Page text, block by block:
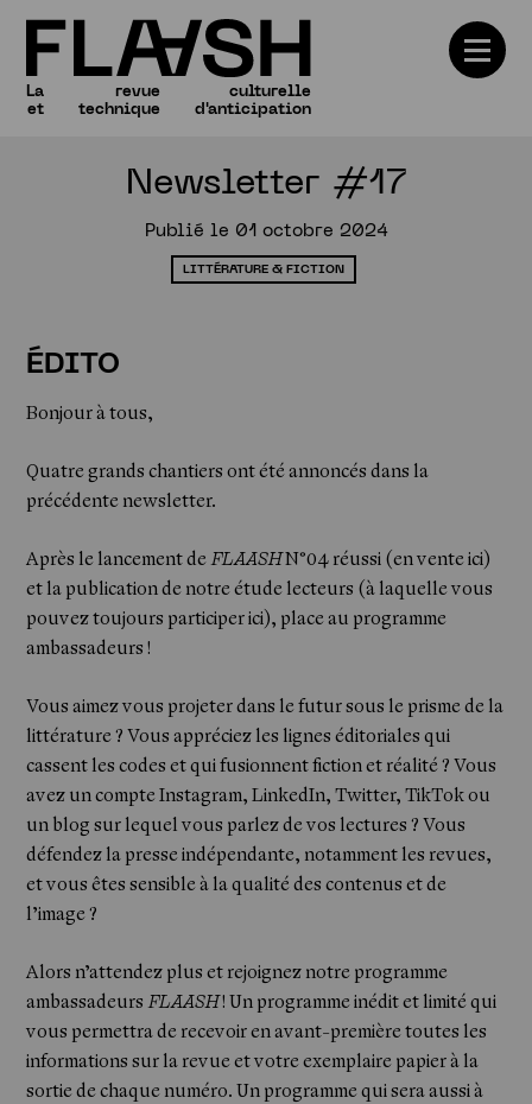
Numéros
La
et
revue
technique
culturelle
d'anticipation
Newsletter #17
Publié le 01 octobre 2024
LITTÉRATURE & FICTION
ÉDITO
Bonjour à tous,
Quatre grands chantiers ont été annoncés dans la
précédente newsletter.
Après le lancement deFLAASHN°04 réussi (en venteici)
et la publication de notre étude lecteurs (à laquelle vous
pouvez toujours participerici), place au programme
ambassadeurs !
Vous aimez vous projeter dans le futur sous le prisme de la
littérature ? Vous appréciez les lignes éditoriales qui
cassent les codes et qui fusionnent fiction et réalité ? Vous
avez un compte Instagram, LinkedIn, Twitter, TikTok ou
un blog sur lequel vous parlez de vos lectures ? Vous
défendez la presse indépendante, notamment les revues,
et vous êtes sensible à la qualité des contenus et de
l’image ?
Alors n’attendez plus et rejoignez notre programme
ambassadeursFLAASH! Un programme inédit et limité qui
vous permettra de recevoir en avant-première toutes les
informations sur la revue et votre exemplaire papier à la
sortie de chaque numéro. Un programme qui sera aussi à